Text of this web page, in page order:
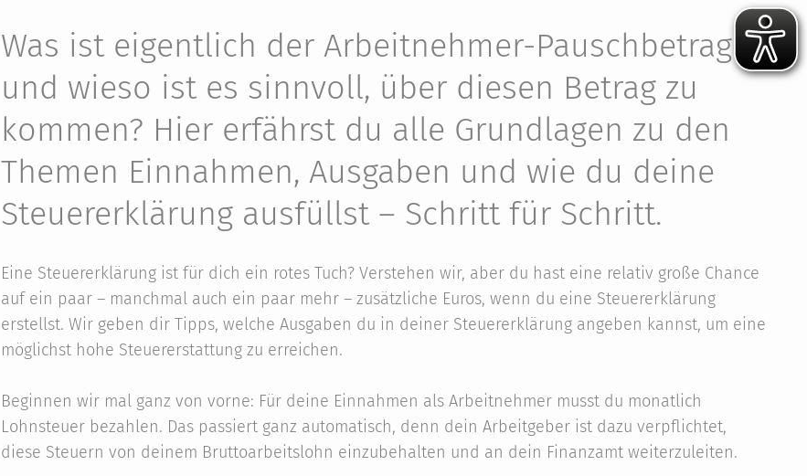
Was ist eigentlich der Arbeitnehmer-Pauschbetrag
und wieso ist es sinnvoll, über diesen Betrag zu
kommen? Hier erfährst du alle Grundlagen zu den
Themen Einnahmen, Ausgaben und wie du deine
Steuererklärung ausfüllst – Schritt für Schritt.
Eine Steuererklärung ist für dich ein rotes Tuch? Verstehen wir, aber du hast eine relativ große Chance
auf ein paar – manchmal auch ein paar mehr – zusätzliche Euros, wenn du eine Steuererklärung
erstellst. Wir geben dir Tipps, welche Ausgaben du in deiner Steuererklärung angeben kannst, um eine
möglichst hohe Steuererstattung zu erreichen.
Beginnen wir mal ganz von vorne: Für deine Einnahmen als Arbeitnehmer musst du monatlich
Lohnsteuer bezahlen. Das passiert ganz automatisch, denn dein Arbeitgeber ist dazu verpflichtet,
diese Steuern von deinem Bruttoarbeitslohn einzubehalten und an dein Finanzamt weiterzuleiten.